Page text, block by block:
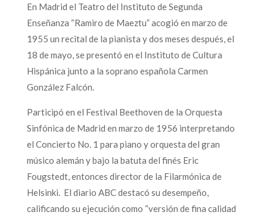
En Madrid el Teatro del Instituto de Segunda
Enseñanza “Ramiro de Maeztu” acogió en marzo de
1955 un recital de la pianista y dos meses después, el
18 de mayo, se presentó en el Instituto de Cultura
Hispánica junto a la soprano española Carmen
González Falcón.
Participó en el Festival Beethoven de la Orquesta
Sinfónica de Madrid en marzo de 1956 interpretando
el Concierto No. 1 para piano y orquesta del gran
músico alemán y bajo la batuta del finés Eric
Fougstedt, entonces director de la Filarmónica de
Helsinki. El diario ABC destacó su desempeño,
calificando su ejecución como “versión de fina calidad